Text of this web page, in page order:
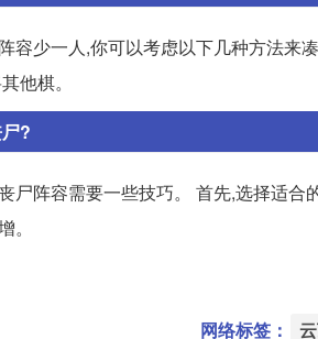
容少一人,你可以考虑以下几种方法来
他棋。
?
尸阵容需要一些技巧。 首先,选择适
网络标签：